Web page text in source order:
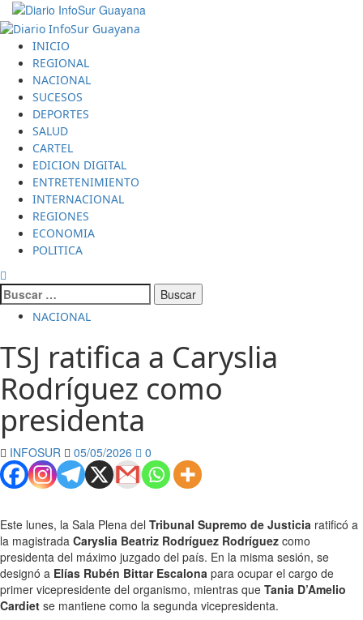
Saltar
al
contenido
Menú
principalINICIO
REGIONAL
NACIONAL
SUCESOS
DEPORTES
SALUD
CARTEL
EDICION DIGITAL
ENTRETENIMIENTO
INTERNACIONAL
REGIONES
ECONOMIA
POLITICA
Buscar:
NACIONAL
TSJ ratifica a Caryslia
Rodríguez como
presidenta
INFOSUR 05/05/2026 0
Este lunes, la Sala Plena del Tribunal Supremo de Justicia ratificó a
la magistrada Caryslia Beatriz Rodríguez Rodríguez como
presidenta del máximo juzgado del país. En la misma sesión, se
designó a Elías Rubén Bittar Escalona para ocupar el cargo de
primer vicepresidente del organismo, mientras que Tania D’Amelio
Cardiet se mantiene como la segunda vicepresidenta.